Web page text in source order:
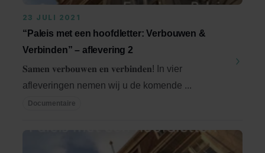
23 JULI 2021
“Paleis met een hoofdletter: Verbouwen &
Verbinden” – aflevering 2
𝐒𝐚𝐦𝐞𝐧 𝐯𝐞𝐫𝐛𝐨𝐮𝐰𝐞𝐧 𝐞𝐧 𝐯𝐞𝐫𝐛𝐢𝐧𝐝𝐞𝐧! In vier
afleveringen nemen wij u de komende ...
Documentaire